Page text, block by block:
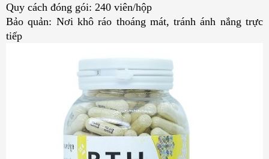
Quy cách đóng gói: 240 viên/hộp
Bảo quản: Nơi khô ráo thoáng mát, tránh ánh nắng trực
tiếp